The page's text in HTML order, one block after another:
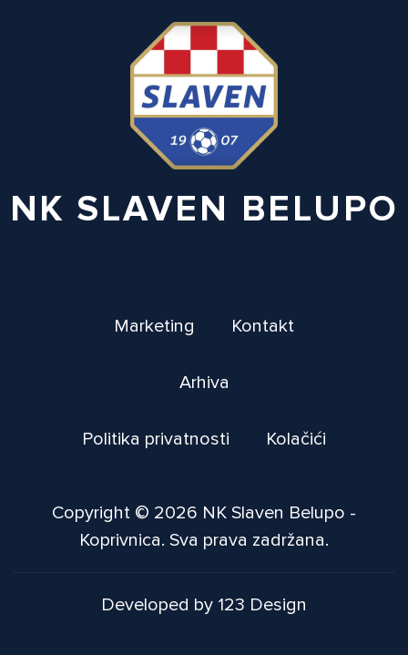
NK SLAVEN BELUPO
Marketing Kontakt
Arhiva
Politika privatnosti Kolačići
Copyright © 2026 NK Slaven Belupo -
Koprivnica. Sva prava zadržana.
Developed by 123 Design